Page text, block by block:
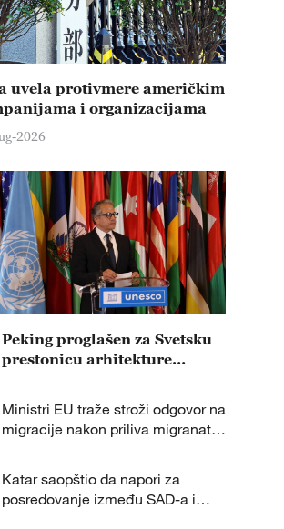
uvela protivmere američkim
i organizacijama
2026
Peking proglašen za Svetsku
prestonicu arhitekture
Ministri EU traže stroži odgovor na
migracije nakon priliva migranata
u Seuti
Katar saopštio da napori za
posredovanje između SAD-a i
Irana napreduju